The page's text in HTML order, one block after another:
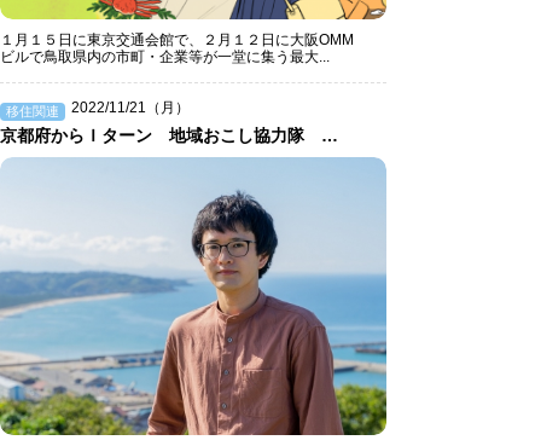
１月１５日に東京交通会館で、２月１２日に大阪OMM
ビルで鳥取県内の市町・企業等が一堂に集う最大...
移住関連 2022/11/21（月）
京都府からＩターン 地域おこし協力隊 遠藤龍さん